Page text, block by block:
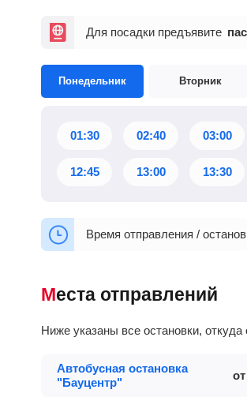
Для посадки предъявите
Понедельник Вторник
01:30 02:40 03:00
12:45 13:00 13:30
Время отправления /
Места отправлений
Ниже указаны все остановки,
Автобусная остановка
"Бауцентр"
от